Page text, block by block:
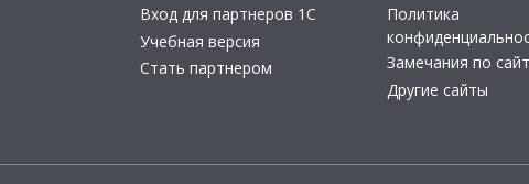
Вход для партнеров 1С
Учебная версия
Стать партнером
Политика
Замечания по
Другие сайты